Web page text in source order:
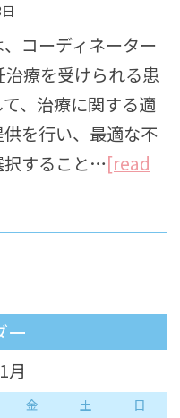
コーディネーター
治療を受けられる患
、治療に関する適
を行い、最適な不
択すること…[read
ー
月
金 土 日